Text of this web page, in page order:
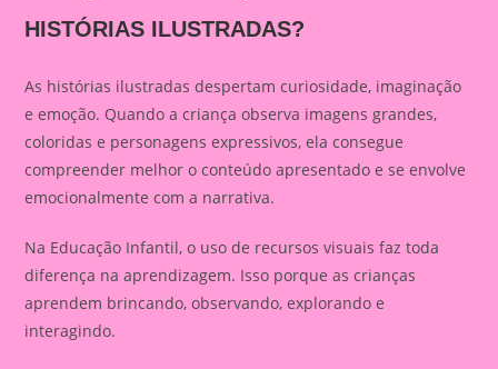
HISTÓRIAS ILUSTRADAS?
As histórias ilustradas despertam curiosidade, imaginação
e emoção. Quando a criança observa imagens grandes,
coloridas e personagens expressivos, ela consegue
compreender melhor o conteúdo apresentado e se envolve
emocionalmente com a narrativa.
Na Educação Infantil, o uso de recursos visuais faz toda
diferença na aprendizagem. Isso porque as crianças
aprendem brincando, observando, explorando e
interagindo.